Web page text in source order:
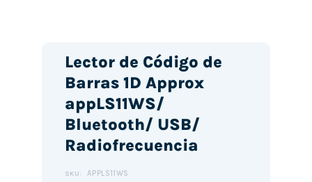
Lector de Código de
Barras 1D Approx
appLS11WS/
Bluetooth/ USB/
Radiofrecuencia
SKU: APPLS11WS